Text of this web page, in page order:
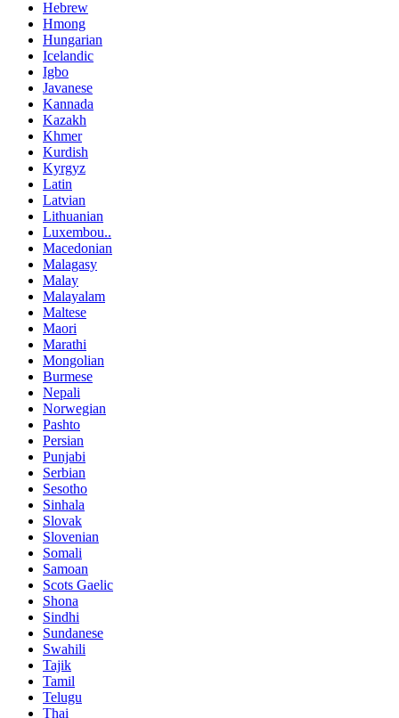
Hebrew
Hmong
Hungarian
Icelandic
Igbo
Javanese
Kannada
Kazakh
Khmer
Kurdish
Kyrgyz
Latin
Latvian
Lithuanian
Luxembou..
Macedonian
Malagasy
Malay
Malayalam
Maltese
Maori
Marathi
Mongolian
Burmese
Nepali
Norwegian
Pashto
Persian
Punjabi
Serbian
Sesotho
Sinhala
Slovak
Slovenian
Somali
Samoan
Scots Gaelic
Shona
Sindhi
Sundanese
Swahili
Tajik
Tamil
Telugu
Thai